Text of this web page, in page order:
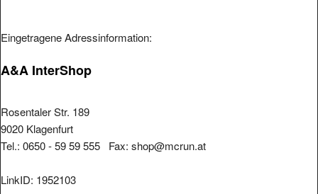
Eingetragene Adressinformation:
A&A InterShop
Rosentaler Str. 189
9020 Klagenfurt
Tel.: 0650 - 59 59 555 Fax: shop@mcrun.at
LinkID: 1952103